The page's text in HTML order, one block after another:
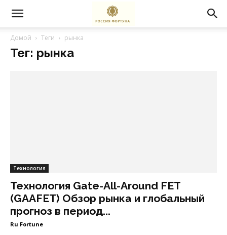
Домой Теги рынка
Тег: рынка
Технология
Технология Gate-All-Around FET
(GAAFET) Обзор рынка и глобальный
прогноз в период...
Ru Fortune